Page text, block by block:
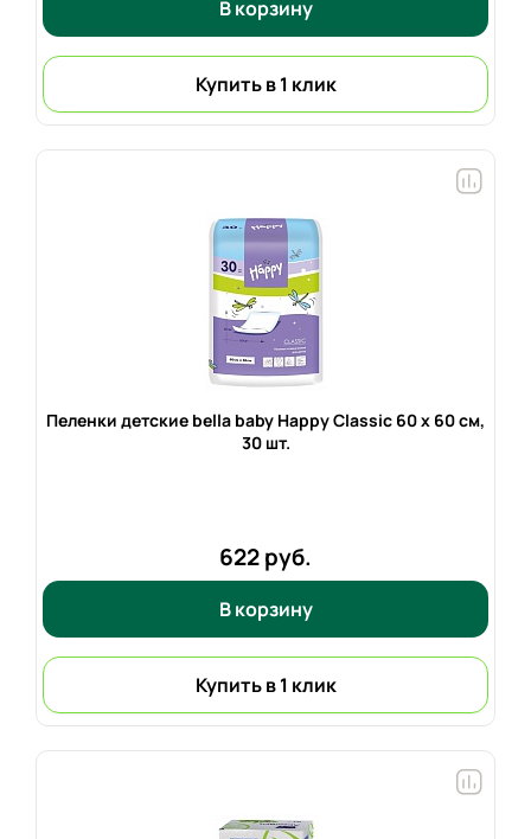
В корзину
Купить в 1 клик
Пеленки детские bella baby Happy Classic 60 х 60 см,
30 шт.
622 руб.
В корзину
Купить в 1 клик